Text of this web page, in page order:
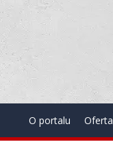
O portalu Oferta